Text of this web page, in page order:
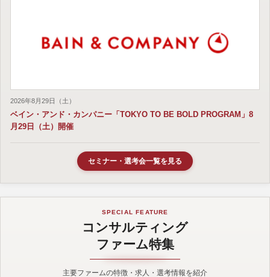
2026年8月29日（土）
ベイン・アンド・カンパニー「TOKYO TO BE BOLD PROGRAM」8
月29日（土）開催
セミナー・選考会一覧を見る
SPECIAL FEATURE
コンサルティング
ファーム特集
主要ファームの特徴・求人・選考情報を紹介